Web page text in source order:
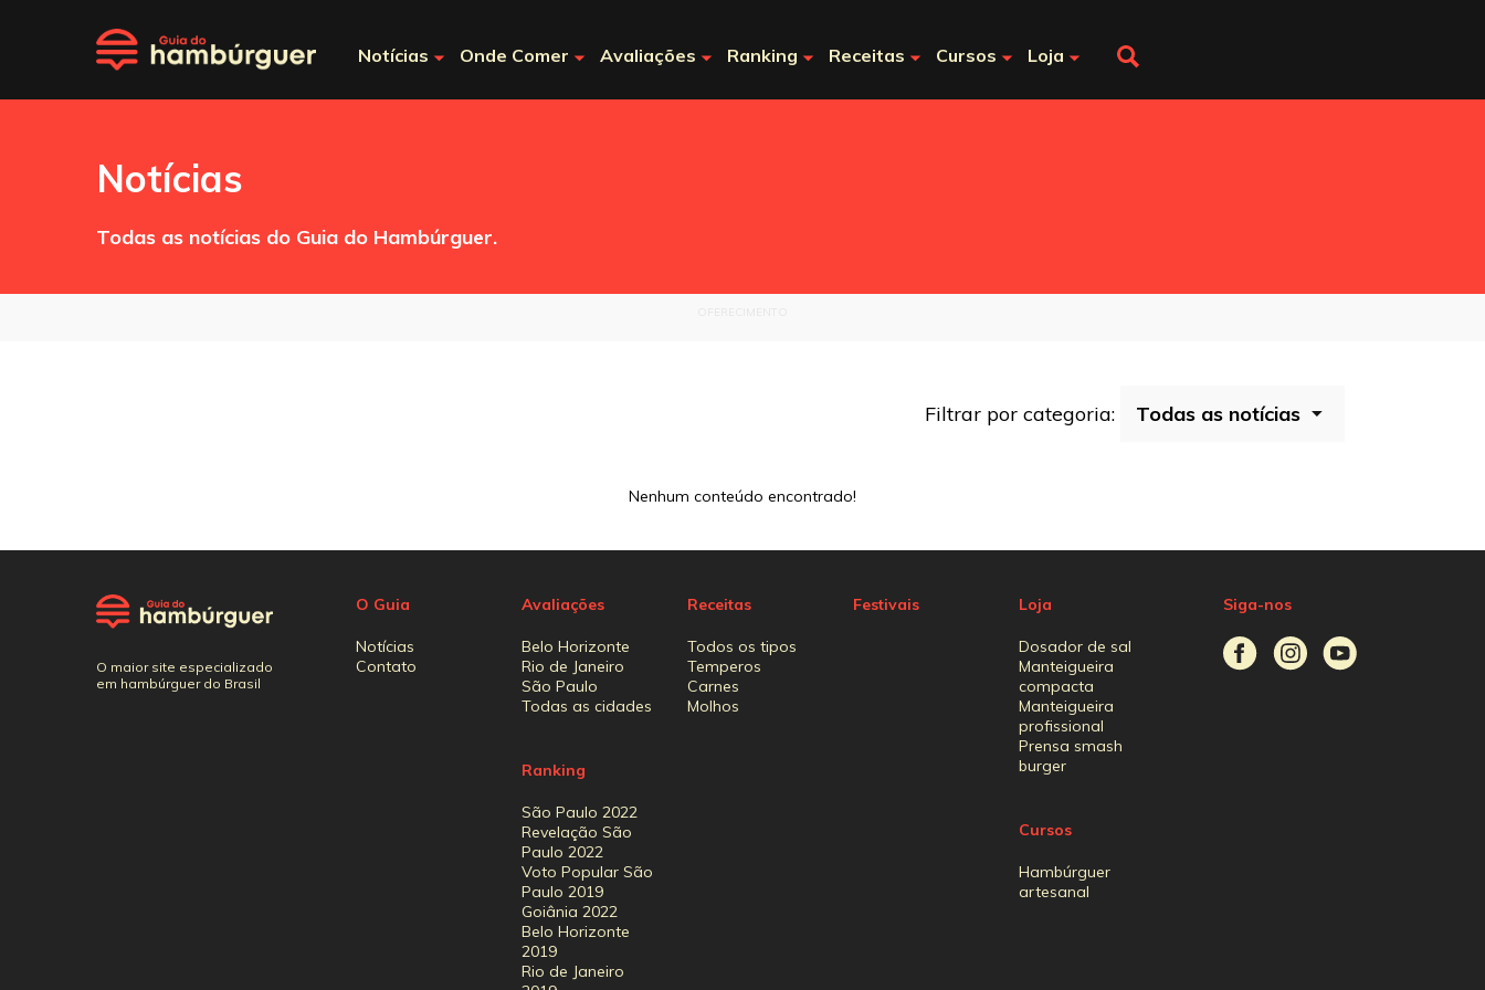
Notícias Onde Comer Avaliações Ranking Receitas Cursos Loja
Notícias
Todas as notícias do Guia do Hambúrguer.
Filtrar por categoria:
Nenhum conteúdo encontrado!
O maior site especializado
em hambúrguer do Brasil
O Guia
Notícias
Contato
Avaliações
Belo Horizonte
Rio de Janeiro
São Paulo
Todas as cidades
Ranking
São Paulo 2022
Revelação São
Paulo 2022
Voto Popular São
Paulo 2019
Goiânia 2022
Belo Horizonte
2019
Rio de Janeiro
Receitas
Todos os tipos
Temperos
Carnes
Molhos
Festivais Loja
Dosador de sal
Manteigueira
compacta
Manteigueira
profissional
Prensa smash
burger
Cursos
Hambúrguer
artesanal
Siga-nos